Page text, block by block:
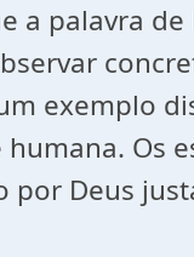
palavra de
exemplo
Os
Deus